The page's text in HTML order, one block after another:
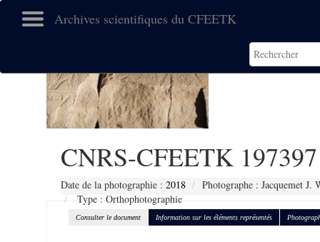
Archives scientifiques du CFEETK
CNRS-CFEETK 197397
Date de la photographie : 2018
Photographe : Jacquemet J.
Type : Orthophotographie
Consulter le document Information sur les éléments représentés